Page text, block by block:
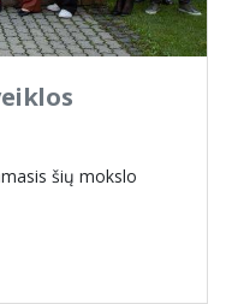
šių mokslo